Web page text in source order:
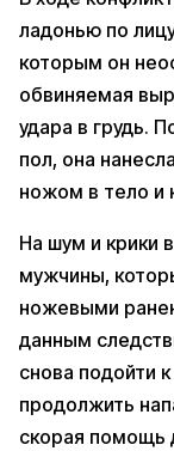
ладонью по
которым он
обвиняемая
удара в грудь.
пол, она
ножом в тело и
На шум и крики
мужчины,
ножевыми
данным
снова подойти
продолжить
скорая помощь